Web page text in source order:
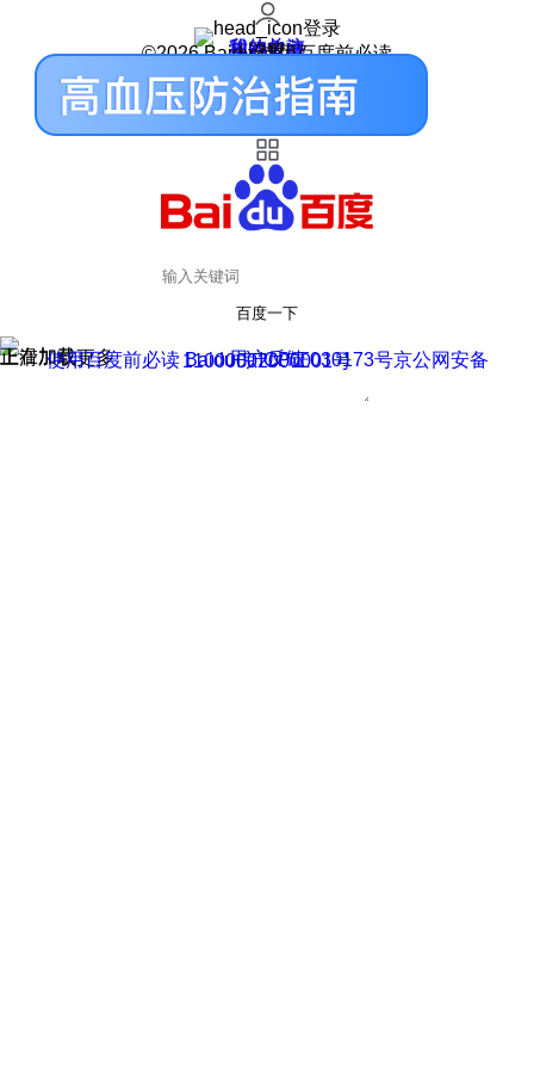
登录
我的关注
我的收藏
皮肤中心
用户反馈
设置
©2026 Baidu 使用百度前必读
百度一下
正在加载
上滑加载更多 用户反馈
使用百度前必读 Baidu 京ICP证030173号
京公网安备11000002000001号